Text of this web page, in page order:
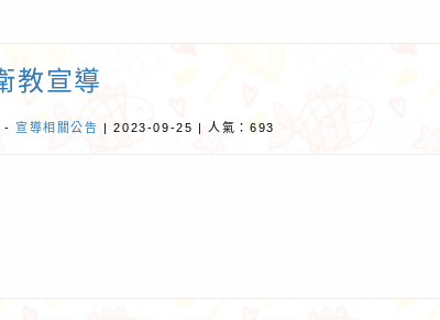
教宣導
- 宣導相關公告 | 2023-09-25 | 人氣：693